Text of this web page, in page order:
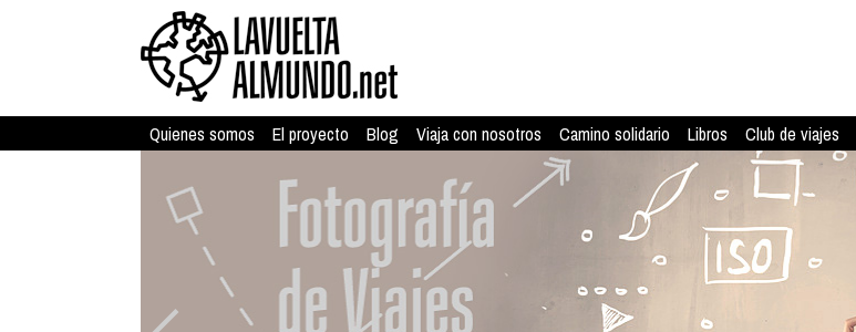
Quienes somos El proyecto Blog Viaja con nosotros Camino solidario Libros Club de viajes